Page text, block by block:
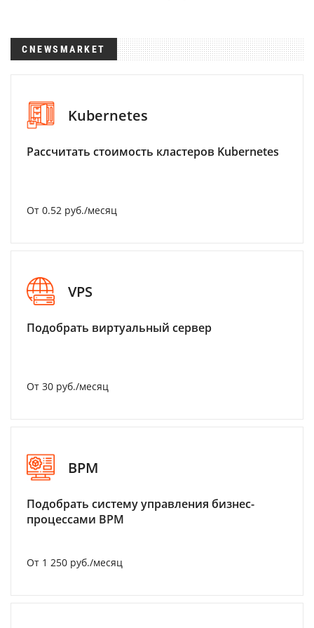
CNEWSMARKET
Kubernetes
Рассчитать стоимость кластеров Kubernetes
От 0.52 руб./месяц
VPS
Подобрать виртуальный сервер
От 30 руб./месяц
BPM
Подобрать систему управления бизнес-
процессами BPM
От 1 250 руб./месяц